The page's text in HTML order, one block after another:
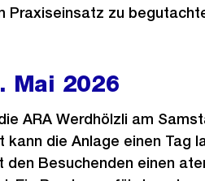
Praxiseinsatz zu
Mai 2026
ARA Werdhölzli am
kann die Anlage einen Tag
den Besuchenden einen